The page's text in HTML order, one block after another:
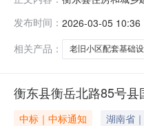
发布时间： 2026-03-05 10:36
相关产品：
老旧小区配套基础
衡东县衡岳北路85号
中标｜中标通知 湖南省